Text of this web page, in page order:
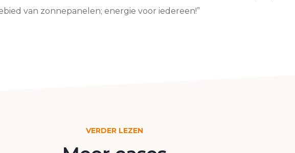
van zonnepanelen; energie voor iedereen!”
VERDER LEZEN